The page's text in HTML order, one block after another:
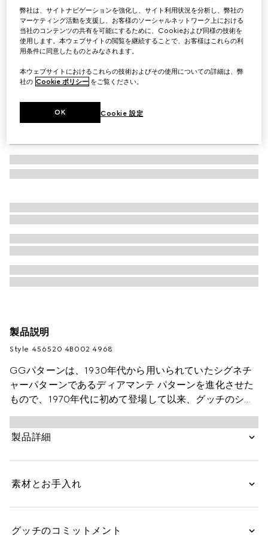
GGシルク タイ
￥36,300
（税込）
バリエーション ライトブルー
製品説明
Style ‎456520 4B002 4968
GGパターンは、1930年代から用いられていたシグネチ
ャーパターンであるディアマンテ パターンを進化させた
もので、1970年代に初めて登場して以来、グッチのシン
ボルとして愛され続けています。内側にさり気なくあし
らったウェブ ストライプは、グッチのシンボルであり、
グッチを象徴するコードのひとつです。
製品詳細
素材とお手入れ
グッチのコミットメント
弊社は、サイトナビゲーションを強化し、サイト利用状況を分析し、弊社の
マーケティング活動を支援し、お客様のソーシャルネットワーク上における
当社のコンテンツの共有を可能にするために、Cookieおよび同様の技術を
使用します。本ウェブサイトの閲覧を継続することで、お客様はこれらの利
用条件に同意したものとみなされます。
本ウェブサイトにおけるこれらの技術およびその使用についての詳細は、弊
社の Cookie ポリシー をご覧ください。
Cookie 設定
OK